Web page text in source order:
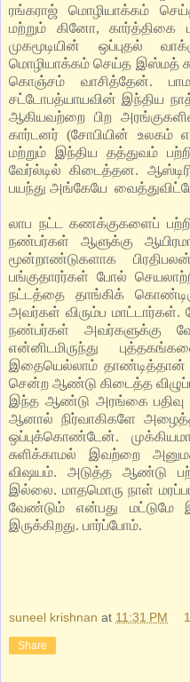
ரங்கராஜ் மொழியாக்கம்
மற்றும் கினோ,
முகமூடியின் ஒப்புதல்
மொழியாக்கம் செய்த இஸ்மத்
கொஞ்சம் வாசித்தேன்.
சட்டோபத்யாயவின் இந்திய
ஆகியவற்றை பிற
கார்டனர் (சோபியின் உலகம்
மற்றும் இந்திய தத்துவம்
வேர்ல்டில் கிடைத்தன.
பயந்து அங்கேயே
லாப நட்ட கணக்குகளைப்
நண்பர்கள் ஆளுக்கு
மூன்றாண்டுகளாக
பங்குதாரர்கள் போல்
நட்டத்தை தாங்கிக்
அவர்கள் விரும்ப மாட்டார்கள்.
நண்பர்கள் அவர்களுக்கு
என்னிடமிருந்து
இதையெல்லாம் தாண்டித்தான்
சென்ற ஆண்டு கிடைத்த
இந்த ஆண்டு அரங்கை
ஆனால் நிர்வாகிகளே
ஒப்புக்கொண்டேன்.
சுளிக்காமல் இவற்றை
விஷயம். அடுத்த ஆண்டு
இல்லை. மாதமொரு நாள்
வேண்டும் என்பது மட்டுமே
இருக்கிறது. பார்ப்போம்.
suneel krishnan at 11:31 PM
Share